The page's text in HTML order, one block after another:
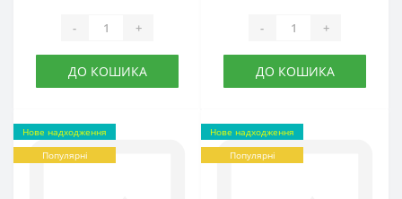
- +
ДО КОШИКА
- +
ДО КОШИКА
Нове надходження
Популярні
Нове надходження
Популярні